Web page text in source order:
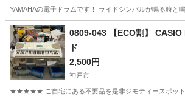
YAMAHAの電子ドラムです！ ライドシンバルが鳴る時
兵庫 川西市 打楽器、ドラム
0809-043 【ECO割】
ド
2,500円
神戸市
★★★★★ ご自宅にある不要品を是非ジモティースポット